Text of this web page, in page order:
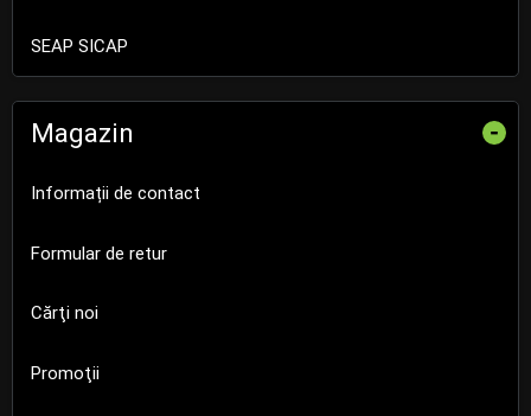
SEAP SICAP
Magazin -
Informații de contact
Formular de retur
Cărţi noi
Promoţii